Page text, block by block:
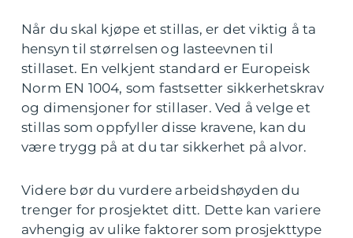
Når du skal kjøpe et stillas, er det viktig å ta
hensyn til størrelsen og lasteevnen til
stillaset. En velkjent standard er Europeisk
Norm EN 1004, som fastsetter sikkerhetskrav
og dimensjoner for stillaser. Ved å velge et
stillas som oppfyller disse kravene, kan du
være trygg på at du tar sikkerhet på alvor.
Videre bør du vurdere arbeidshøyden du
trenger for prosjektet ditt. Dette kan variere
avhengig av ulike faktorer som prosjekttype